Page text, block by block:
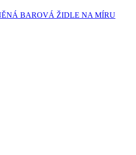
BAROVÁ ŽIDLE NA MÍRU